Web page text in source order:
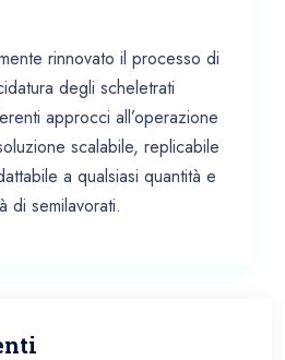
rinnovato il processo di
degli scheletrati
approcci all’operazione
scalabile, replicabile
a qualsiasi quantità e
di semilavorati.